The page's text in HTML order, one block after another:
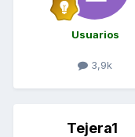
Usuarios
3,9k
Tejera1